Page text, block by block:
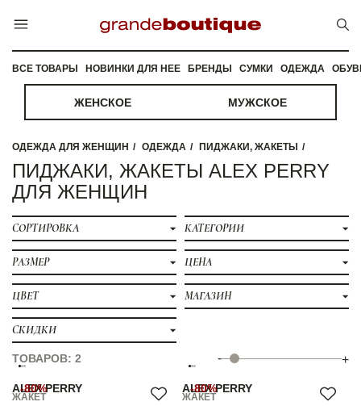
ВСЕ ТОВАРЫ НОВИНКИ ДЛЯ НЕЕ БРЕНДЫ СУМКИ ОДЕЖДА
ЖЕНСКОЕ МУЖСКОЕ
ОДЕЖДА ДЛЯ ЖЕНЩИН ОДЕЖДА ПИДЖАКИ, ЖАКЕТЫ
ПИДЖАКИ, ЖАКЕТЫ ALEX PERRY
ДЛЯ ЖЕНЩИН
СОРТИРОВКА КАТЕГОРИИ
РАЗМЕР ЦЕНА
ЦВЕТ МАГАЗИН
СКИДКИ
ТОВАРОВ: 2 - +
-80%
ALEX PERRY
ЖАКЕТ
-80%
ALEX PERRY
ЖАКЕТ